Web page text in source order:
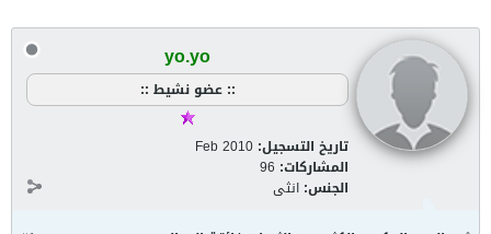
yo.yo
:: عضو نشيط ::
تاريخ التسجيل: Feb 2010
المشاركات: 96
الجنس: انثى